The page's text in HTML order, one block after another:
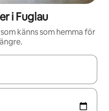
i Fuglau
känns som hemma för
du navigera med upp- och